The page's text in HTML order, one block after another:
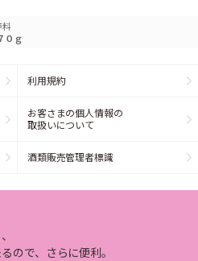
料
０ｇ
利用規約
お客さまの個人情報の
取扱いについて
酒類販売管理者標識
ので、さらに便利。